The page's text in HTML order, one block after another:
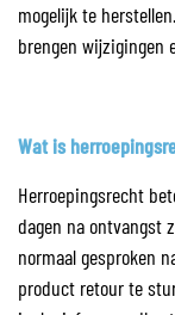
mogelijk te
brengen wijzigingen
Wat is
Herroepingsrecht
dagen na ontvangst
normaal gesproken
product retour te